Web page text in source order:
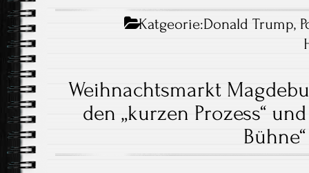
Katgeorie:Donald Trump,
Weihnachtsmarkt
den „kurzen Prozess“
Bühne“